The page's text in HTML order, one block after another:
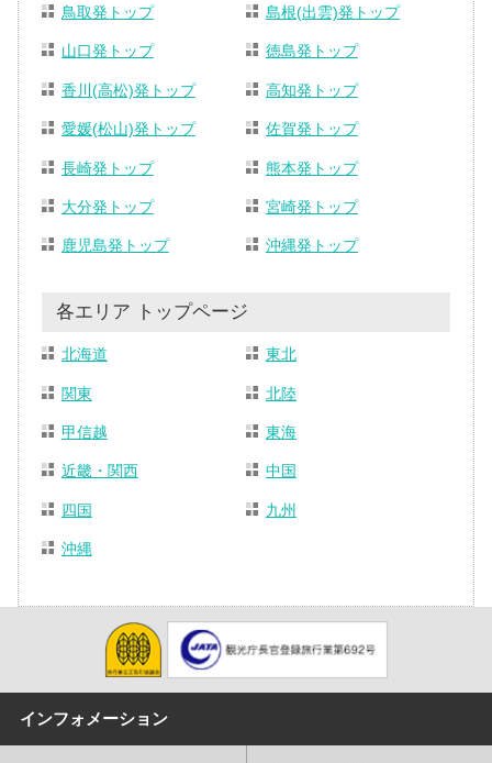
鳥取発トップ 島根(出雲)発トップ
山口発トップ 徳島発トップ
香川(高松)発トップ 高知発トップ
愛媛(松山)発トップ 佐賀発トップ
長崎発トップ 熊本発トップ
大分発トップ 宮崎発トップ
鹿児島発トップ 沖縄発トップ
各エリア トップページ
北海道 東北
関東 北陸
甲信越 東海
近畿・関西 中国
四国 九州
沖縄
インフォメーション